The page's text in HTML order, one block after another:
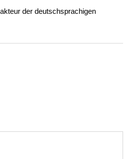
der deutschsprachigen